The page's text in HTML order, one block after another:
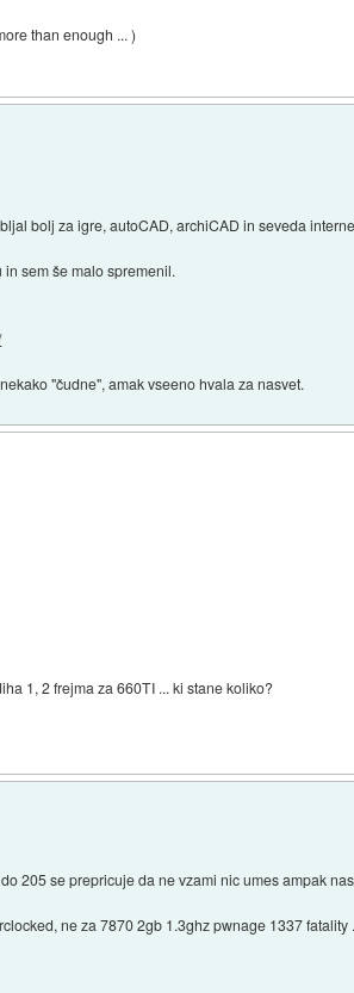
than enough ... )
bolj za igre, autoCAD, archiCAD in seveda
sem še malo spremenil.
"čudne", amak vseeno hvala za nasvet.
1, 2 frejma za 660TI ... ki stane koliko?
205 se prepricuje da ne vzami nic umes ampak
ne za 7870 2gb 1.3ghz pwnage 1337 fatality